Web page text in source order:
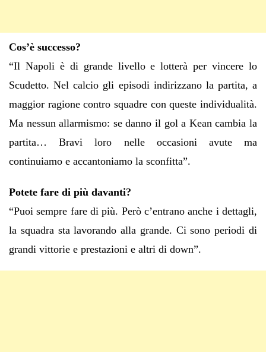
Cos’è successo?
“Il Napoli è di grande livello e lotterà per vincere lo
Scudetto. Nel calcio gli episodi indirizzano la partita, a
maggior ragione contro squadre con queste individualità.
Ma nessun allarmismo: se danno il gol a Kean cambia la
partita… Bravi loro nelle occasioni avute ma
continuiamo e accantoniamo la sconfitta”.
Potete fare di più davanti?
“Puoi sempre fare di più. Però c’entrano anche i dettagli,
la squadra sta lavorando alla grande. Ci sono periodi di
grandi vittorie e prestazioni e altri di down”.